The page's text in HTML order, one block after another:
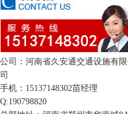
公司：河南省久安通交通设施有
司
手机：15137148302苗经理
Q:190798820